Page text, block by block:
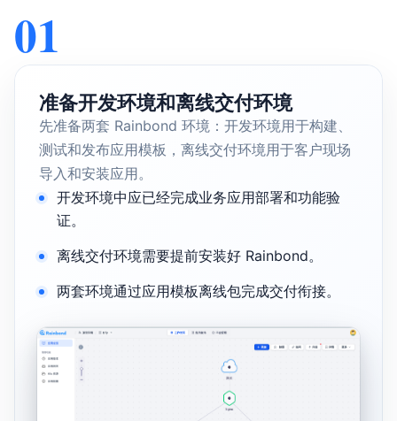
01
准备开发环境和离线交付环境
先准备两套 Rainbond 环境：开发环境用于构建、
测试和发布应用模板，离线交付环境用于客户现场
导入和安装应用。
开发环境中应已经完成业务应用部署和功能验
证。
离线交付环境需要提前安装好 Rainbond。
两套环境通过应用模板离线包完成交付衔接。